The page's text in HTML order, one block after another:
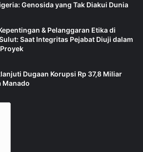
Genosida yang Tak Diakui Dunia
& Pelanggaran Etika di
Saat Integritas Pejabat Diuji dalam
Dugaan Korupsi Rp 37,8 Miliar
Manado